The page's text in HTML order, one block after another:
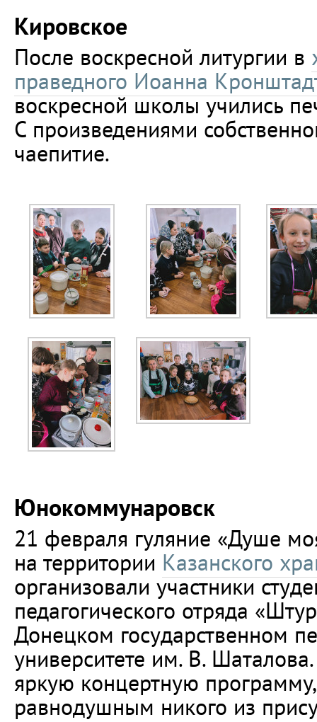
Кировское
После воскресной литургии в
праведного Иоанна
воскресной школы учились
С произведениями
чаепитие.
Юнокоммунаровск
21 февраля гуляние «Душе
на территории Казанского
организовали участники
педагогического отряда
Донецком государственном
университете им. В.
яркую концертную
равнодушным никого из